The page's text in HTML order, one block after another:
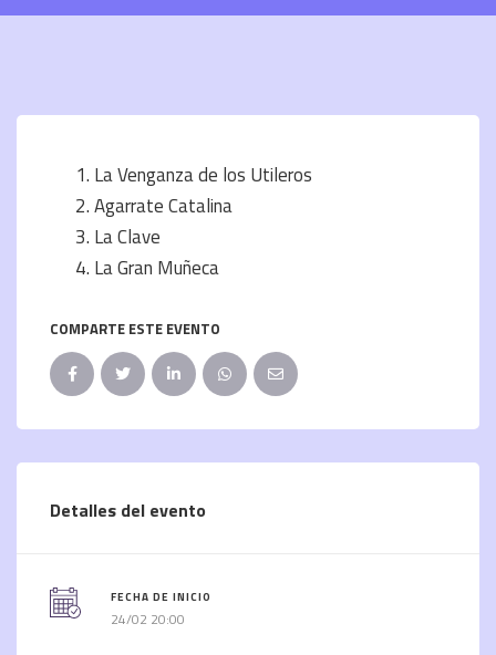
La Venganza de los Utileros
Agarrate Catalina
La Clave
La Gran Muñeca
COMPARTE ESTE EVENTO
Detalles del evento
FECHA DE INICIO
24/02 20:00